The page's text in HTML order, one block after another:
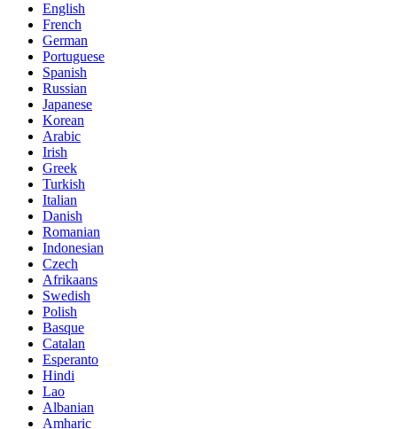
English
French
German
Portuguese
Spanish
Russian
Japanese
Korean
Arabic
Irish
Greek
Turkish
Italian
Danish
Romanian
Indonesian
Czech
Afrikaans
Swedish
Polish
Basque
Catalan
Esperanto
Hindi
Lao
Albanian
Amharic